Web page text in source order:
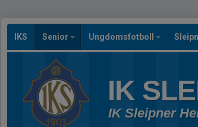
IKS Senior Ungdomsfotboll
IK
IK Sleipner